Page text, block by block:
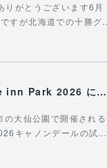
りがとうございます6月
すが北海道での十勝グ…
5/24開催 Bicycle inn Park 2026 に出展
大仙公園で開催される
キャノンデールの試…